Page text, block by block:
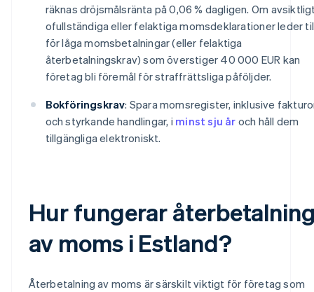
räknas dröjsmålsränta på 0,06 % dagligen. Om
ofullständiga eller felaktiga momsdeklarationer leder
för låga momsbetalningar (eller felaktiga
återbetalningskrav) som överstiger 40 000 EUR kan
företag bli föremål för straffrättsliga påföljder.
Bokföringskrav: Spara momsregister, inklusive
och styrkande handlingar, i minst sju år och håll dem
tillgängliga elektroniskt.
Hur fungerar
av moms i Estland?
Återbetalning av moms är särskilt viktigt för företag som